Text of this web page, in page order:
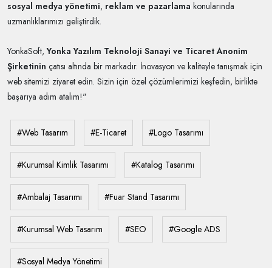
sosyal medya yönetimi, reklam ve pazarlama konularında
uzmanlıklarımızı geliştirdik.
YonkaSoft,Yonka Yazılım Teknoloji Sanayi ve Ticaret Anonim
Şirketinin çatısı altında bir markadır. İnovasyon ve kaliteyle tanışmak için
web sitemizi ziyaret edin. Sizin için özel çözümlerimizi keşfedin, birlikte
başarıya adım atalım!"
#Web Tasarım #E-Ticaret #Logo Tasarımı
#Kurumsal Kimlik Tasarımı #Katalog Tasarımı
#Ambalaj Tasarımı #Fuar Stand Tasarımı
#Kurumsal Web Tasarım #SEO #Google ADS
#Sosyal Medya Yönetimi